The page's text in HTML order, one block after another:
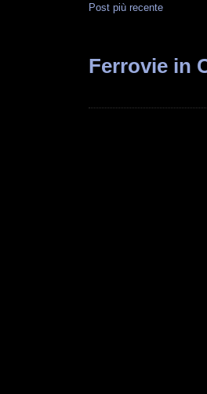
Post più recente
Ferrovie in